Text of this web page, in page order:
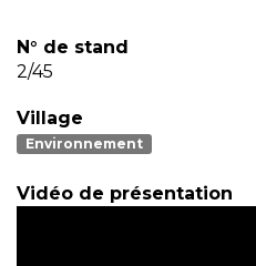
N° de stand
2/45
Village
Environnement
Vidéo de présentation